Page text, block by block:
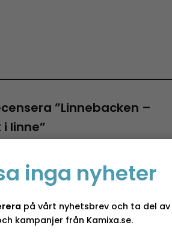
inga nyheter
på vårt nyhetsbrev och ta del av
kampanjer från Kamixa.se.
”Linnebacken –
linne”